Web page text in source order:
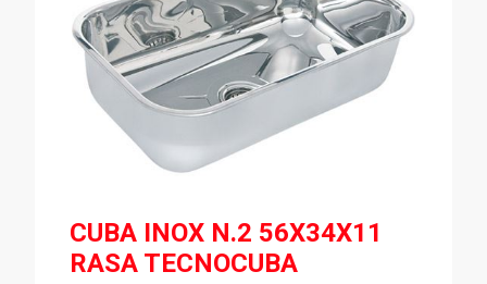
CUBA INOX N.2 56X34X11
RASA TECNOCUBA